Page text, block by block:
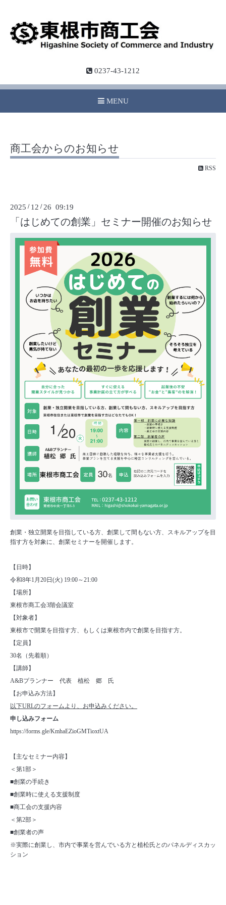
0237-43-1212
MENU
商工会からのお知らせ
RSS
2025 / 12 / 26 09:19
「はじめての創業」セミナー開催のお知らせ
創業・独立開業を目指している方、創業して間もない方、スキルアップを目
指す方を対象に、創業セミナーを開催します。
【日時】
令和8年1月20日(火) 19:00～21:00
【場所】
東根市商工会3階会議室
【対象者】
東根市で開業を目指す方、もしくは東根市内で創業を目指す方。
【定員】
30名（先着順）
【講師】
A&Bプランナー 代表 植松 郷 氏
【お申込み方法】
以下URLのフォームより、お申込みください。
申し込みフォーム
https://forms.gle/KmhaEZioGMTioxtUA
【主なセミナー内容】
＜第1部＞
■創業の手続き
■創業時に使える支援制度
■商工会の支援内容
＜第2部＞
■創業者の声
※実際に創業し、市内で事業を営んでいる方と植松氏とのパネルディスカッ
ション